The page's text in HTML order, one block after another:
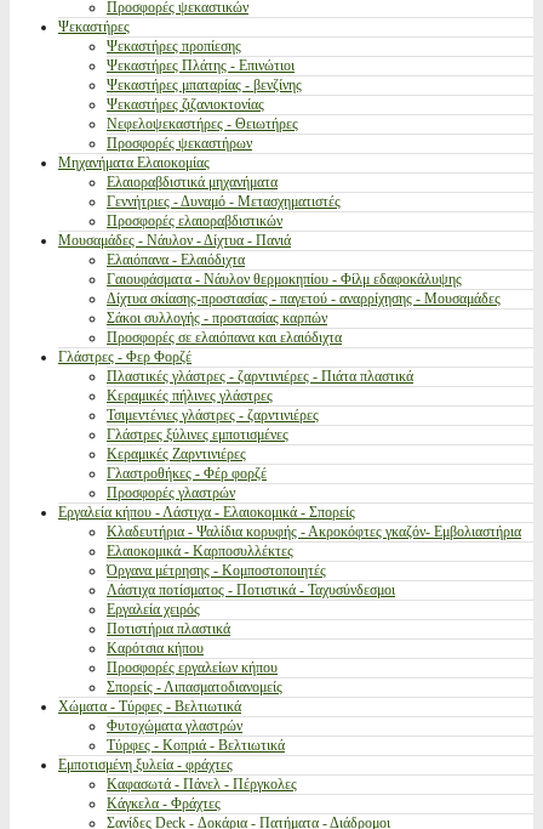
Προσφορές ψεκαστικών
Ψεκαστήρες
Ψεκαστήρες προπίεσης
Ψεκαστήρες Πλάτης - Επινώτιοι
Ψεκαστήρες μπαταρίας - βενζίνης
Ψεκαστήρες ζιζανιοκτονίας
Νεφελοψεκαστήρες - Θειωτήρες
Προσφορές ψεκαστήρων
Μηχανήματα Ελαιοκομίας
Ελαιοραβδιστικά μηχανήματα
Γεννήτριες - Δυναμό - Μετασχηματιστές
Προσφορές ελαιοραβδιστικών
Μουσαμάδες - Νάυλον - Δίχτυα - Πανιά
Ελαιόπανα - Ελαιόδιχτα
Γαιουφάσματα - Νάυλον θερμοκηπίου - Φίλμ εδαφοκάλυψης
Δίχτυα σκίασης-προστασίας - παγετού - αναρρίχησης - Μουσαμάδες
Σάκοι συλλογής - προστασίας καρπών
Προσφορές σε ελαιόπανα και ελαιόδιχτα
Γλάστρες - Φερ Φορζέ
Πλαστικές γλάστρες - ζαρντινιέρες - Πιάτα πλαστικά
Κεραμικές πήλινες γλάστρες
Τσιμεντένιες γλάστρες - ζαρντινιέρες
Γλάστρες ξύλινες εμποτισμένες
Κεραμικές Ζαρντινιέρες
Γλαστροθήκες - Φέρ φορζέ
Προσφορές γλαστρών
Εργαλεία κήπου - Λάστιχα - Ελαιοκομικά - Σπορείς
Κλαδευτήρια - Ψαλίδια κορυφής - Ακροκόφτες γκαζόν- Εμβολιαστήρια
Ελαιοκομικά - Καρποσυλλέκτες
Όργανα μέτρησης - Κομποστοποιητές
Λάστιχα ποτίσματος - Ποτιστικά - Ταχυσύνδεσμοι
Εργαλεία χειρός
Ποτιστήρια πλαστικά
Καρότσια κήπου
Προσφορές εργαλείων κήπου
Σπορείς - Λιπασματοδιανομείς
Χώματα - Τύρφες - Βελτιωτικά
Φυτοχώματα γλαστρών
Τύρφες - Κοπριά - Βελτιωτικά
Εμποτισμένη ξυλεία - φράχτες
Καφασωτά - Πάνελ - Πέργκολες
Κάγκελα - Φράχτες
Σανίδες Deck - Δοκάρια - Πατήματα - Διάδρομοι